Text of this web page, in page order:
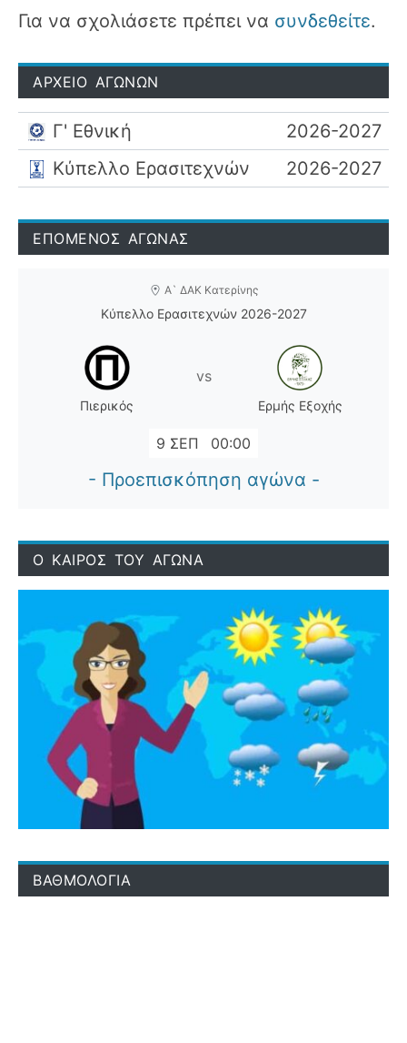
Για να σχολιάσετε πρέπει να συνδεθείτε.
ΑΡΧΕΙΟ ΑΓΩΝΩΝ
Γ' Εθνική
2026-2027
Κύπελλο Ερασιτεχνών
2026-2027
ΕΠΟΜΕΝΟΣ ΑΓΩΝΑΣ
Α` ΔΑΚ Κατερίνης
Κύπελλο Ερασιτεχνών 2026-2027
Πιερικός
vs
Ερμής Εξοχής
9 ΣΕΠ 00:00
- Προεπισκόπηση αγώνα -
Ο ΚΑΙΡΟΣ ΤΟΥ ΑΓΩΝΑ
ΒΑΘΜΟΛΟΓΙΑ